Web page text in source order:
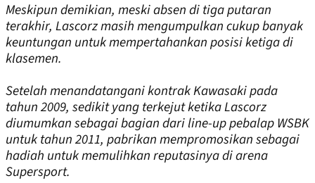
Meskipun demikian, meski absen di tiga putaran
terakhir, Lascorz masih mengumpulkan cukup banyak
keuntungan untuk mempertahankan posisi ketiga di
klasemen.
Setelah menandatangani kontrak Kawasaki pada
tahun 2009, sedikit yang terkejut ketika Lascorz
diumumkan sebagai bagian dari line-up pebalap WSBK
untuk tahun 2011, pabrikan mempromosikan sebagai
hadiah untuk memulihkan reputasinya di arena
Supersport.